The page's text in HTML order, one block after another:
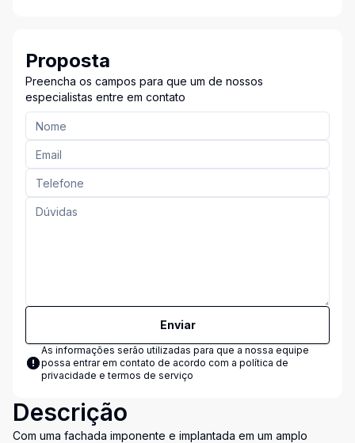
Proposta
Preencha os campos para que um de nossos
especialistas entre em contato
Enviar
As informações serão utilizadas para que a nossa equipe
possa entrar em contato de acordo com a política de
privacidade e termos de serviço
Descrição
Com uma fachada imponente e implantada em um amplo